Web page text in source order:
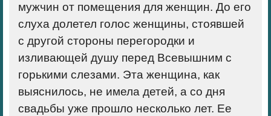
мужчин от помещения для женщин. До его
слуха долетел голос женщины, стоявшей
с другой стороны перегородки и
изливающей душу перед Всевышним с
горькими слезами. Эта женщина, как
выяснилось, не имела детей, а со дня
свадьбы уже прошло несколько лет. Ее